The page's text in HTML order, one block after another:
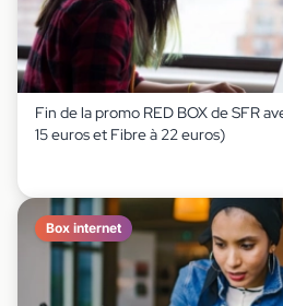
Fin de la promo RED BOX de SFR
15 euros et Fibre à 22 euros)
Box internet